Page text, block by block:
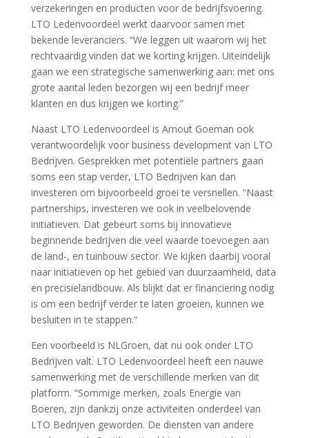
verzekeringen en producten voor de bedrijfsvoering.
LTO Ledenvoordeel werkt daarvoor samen met
bekende leveranciers. “We leggen uit waarom wij het
rechtvaardig vinden dat we korting krijgen. Uiteindelijk
gaan we een strategische samenwerking aan: met ons
grote aantal leden bezorgen wij een bedrijf meer
klanten en dus krijgen we korting.”
Naast LTO Ledenvoordeel is Arnout Goeman ook
verantwoordelijk voor business development van LTO
Bedrijven. Gesprekken met potentiële partners gaan
soms een stap verder, LTO Bedrijven kan dan
investeren om bijvoorbeeld groei te versnellen. “Naast
partnerships, investeren we ook in veelbelovende
initiatieven. Dat gebeurt soms bij innovatieve
beginnende bedrijven die veel waarde toevoegen aan
de land-, en tuinbouw sector. We kijken daarbij vooral
naar initiatieven op het gebied van duurzaamheid, data
en precisielandbouw. Als blijkt dat er financiering nodig
is om een bedrijf verder te laten groeien, kunnen we
besluiten in te stappen.”
Een voorbeeld is NLGroen, dat nu ook onder LTO
Bedrijven valt. LTO Ledenvoordeel heeft een nauwe
samenwerking met de verschillende merken van dit
platform. “Sommige merken, zoals Energie van
Boeren, zijn dankzij onze activiteiten onderdeel van
LTO Bedrijven geworden. De diensten van andere